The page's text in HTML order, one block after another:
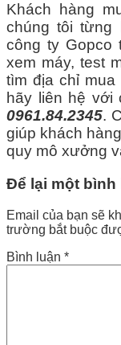
Khách hàng
chúng tôi từng
công ty Gopco
xem máy, test
tìm địa chỉ mua
hãy liên hệ với
0961.84.2345.
giúp khách
quy mô xưởng
Để lại một bình
Email của bạn sẽ
trường bắt buộc
Bình luận *